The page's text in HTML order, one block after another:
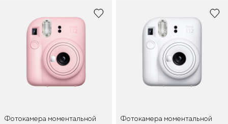
Фотокамера моментальной
Фотокамера моментальной